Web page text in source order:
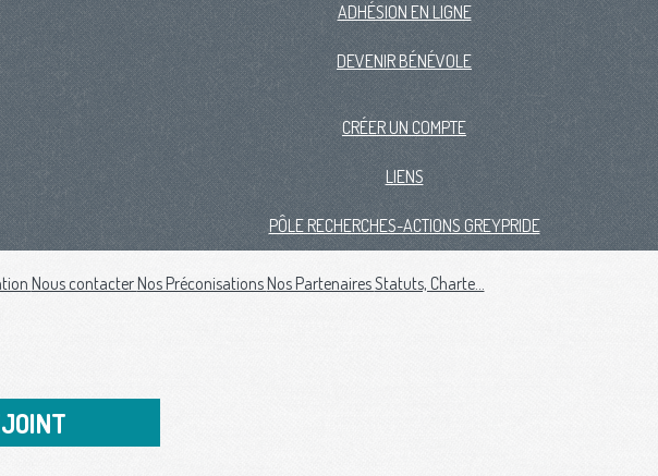
ADHÉSION EN LIGNE
DEVENIR BÉNÉVOLE
CRÉER UN COMPTE
LIENS
PÔLE RECHERCHES-ACTIONS GREYPRIDE
Nous contacterNos PréconisationsNos PartenairesStatuts, Charte...